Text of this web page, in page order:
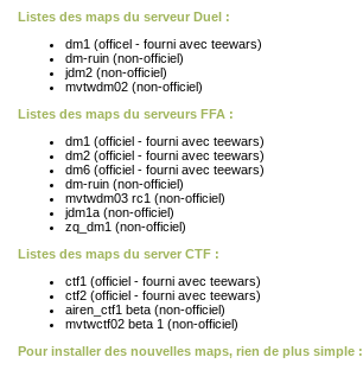
Listes des maps du serveur Duel :
dm1 (officel - fourni avec teewars)
dm-ruin (non-officiel)
jdm2 (non-officiel)
mvtwdm02 (non-officiel)
Listes des maps du serveurs FFA :
dm1 (officiel - fourni avec teewars)
dm2 (officiel - fourni avec teewars)
dm6 (officiel - fourni avec teewars)
dm-ruin (non-officiel)
mvtwdm03 rc1 (non-officiel)
jdm1a (non-officiel)
zq_dm1 (non-officiel)
Listes des maps du server CTF :
ctf1 (officiel - fourni avec teewars)
ctf2 (officiel - fourni avec teewars)
airen_ctf1 beta (non-officiel)
mvtwctf02 beta 1 (non-officiel)
Pour installer des nouvelles maps, rien de plus simple :